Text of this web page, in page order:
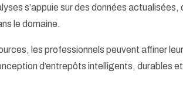
s’appuie sur des données
le domaine.
les professionnels peuvent affiner
d’entrepôts intelligents, durables